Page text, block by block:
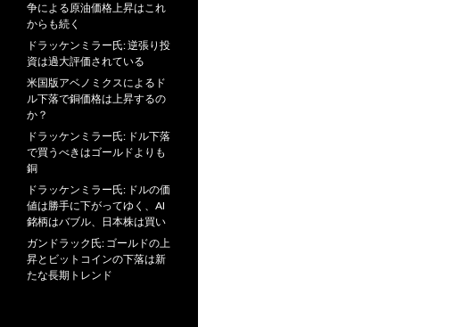
争による原油価格上昇はこれ
からも続く
ドラッケンミラー氏: 逆張り投
資は過大評価されている
米国版アベノミクスによるド
ル下落で銅価格は上昇するの
か？
ドラッケンミラー氏: ドル下落
で買うべきはゴールドよりも
銅
ドラッケンミラー氏: ドルの価
値は勝手に下がってゆく、AI
銘柄はバブル、日本株は買い
ガンドラック氏: ゴールドの上
昇とビットコインの下落は新
たな長期トレンド